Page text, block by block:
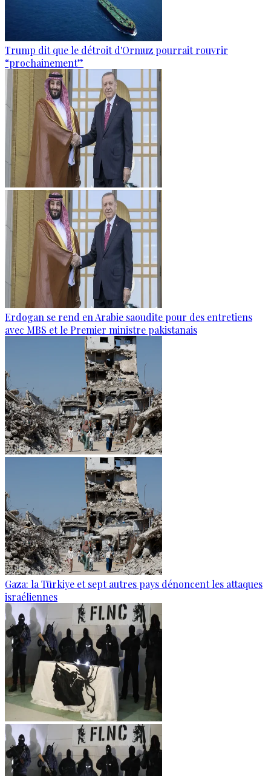
Trump dit que le détroit d'Ormuz pourrait rouvrir
“prochainement”
Erdogan se rend en Arabie saoudite pour des entretiens
avec MBS et le Premier ministre pakistanais
Gaza: la Türkiye et sept autres pays dénoncent les attaques
israéliennes